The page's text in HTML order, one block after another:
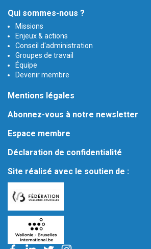
Qui sommes-nous ?
Missions
Enjeux & actions
Conseil d'administration
Groupes de travail
Équipe
Devenir membre
Mentions légales
Abonnez-vous à notre newsletter
Espace membre
Déclaration de confidentialité
Site réalisé avec le soutien de :